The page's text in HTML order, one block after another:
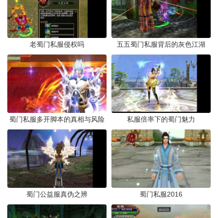
老蜀门私服侵权吗 五五蜀门私服背后的灰色江湖
蜀门私服多开脚本的真相与风险 私服倍率下的蜀门魅力
蜀门公益服真伪之辨 蜀门私服2016